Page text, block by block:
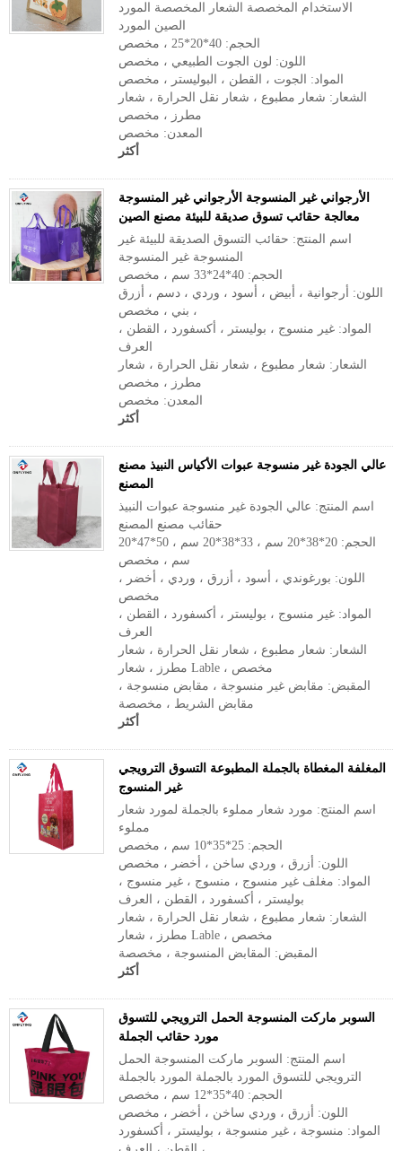
الاستخدام المخصصة الشعار المخصصة المورد
الصين المورد
الحجم: 40*20*25 ، مخصص
اللون: لون الجوت الطبيعي ، مخصص
المواد: الجوت ، القطن ، البوليستر ، مخصص
الشعار: شعار مطبوع ، شعار نقل الحرارة ، شعار
مطرز ، مخصص
المعدن: مخصص
أكثر
الأرجواني غير المنسوجة الأرجواني غير المنسوجة
معالجة حقائب تسوق صديقة للبيئة مصنع الصين
اسم المنتج: حقائب التسوق الصديقة للبيئة غير
المنسوجة غير المنسوجة
الحجم: 40*24*33 سم ، مخصص
اللون: أرجوانية ، أبيض ، أسود ، وردي ، دسم ، أزرق
، بني ، مخصص
المواد: غير منسوج ، بوليستر ، أكسفورد ، القطن ،
العرف
الشعار: شعار مطبوع ، شعار نقل الحرارة ، شعار
مطرز ، مخصص
المعدن: مخصص
أكثر
عالي الجودة غير منسوجة عبوات الأكياس النبيذ مصنع
المصنع
اسم المنتج: عالي الجودة غير منسوجة عبوات النبيذ
حقائب مصنع المصنع
الحجم: 20*38*20 سم ، 33*38*20 سم ، 50*47*20
سم ، مخصص
اللون: بورغوندي ، أسود ، أزرق ، وردي ، أخضر ،
مخصص
المواد: غير منسوج ، بوليستر ، أكسفورد ، القطن ،
العرف
الشعار: شعار مطبوع ، شعار نقل الحرارة ، شعار
مطرز ، شعار Lable ، مخصص
المقبض: مقابض غير منسوجة ، مقابض منسوجة ،
مقابض الشريط ، مخصصة
أكثر
المغلفة المغطاة بالجملة المطبوعة التسوق الترويجي
غير المنسوج
اسم المنتج: مورد شعار مملوء بالجملة لمورد شعار
مملوء
الحجم: 25*35*10 سم ، مخصص
اللون: أزرق ، وردي ساخن ، أخضر ، مخصص
المواد: مغلف غير منسوج ، منسوج ، غير منسوج ،
بوليستر ، أكسفورد ، القطن ، العرف
الشعار: شعار مطبوع ، شعار نقل الحرارة ، شعار
مطرز ، شعار Lable ، مخصص
المقبض: المقابض المنسوجة ، مخصصة
أكثر
السوبر ماركت المنسوجة الحمل الترويجي للتسوق
مورد حقائب الجملة
اسم المنتج: السوبر ماركت المنسوجة الحمل
الترويجي للتسوق المورد بالجملة المورد بالجملة
الحجم: 40*35*12 سم ، مخصص
اللون: أزرق ، وردي ساخن ، أخضر ، مخصص
المواد: منسوجة ، غير منسوجة ، بوليستر ، أكسفورد